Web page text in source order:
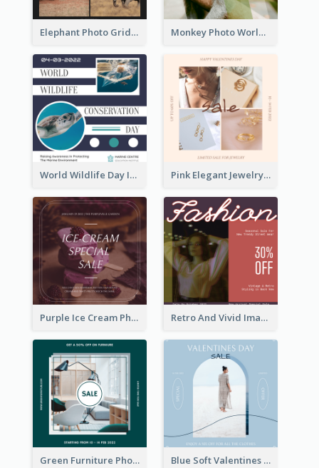
Elephant Photo Grid World Wildlife Day Instagram Post Monkey Photo World Wildlife Day Instagram Post
World Wildlife Day Instagram Post Pink Elegant Jewelry Sale Valentines Day Instagram Post
Purple Ice Cream Photo Dessert Sale Instagram Post Retro And Vivid Image Instagram Post Design Idea
Green Furniture Photo Furniture Sale Instagram Post Blue Soft Valentines Day Limited Sale Instagram Post